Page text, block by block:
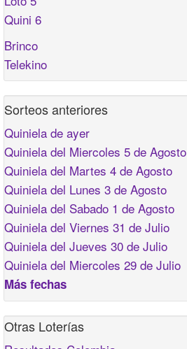
Quini 6
Brinco
Telekino
Sorteos anteriores
Quiniela de ayer
Quiniela del Miercoles 5 de Agosto
Quiniela del Martes 4 de Agosto
Quiniela del Lunes 3 de Agosto
Quiniela del Sabado 1 de Agosto
Quiniela del Viernes 31 de Julio
Quiniela del Jueves 30 de Julio
Quiniela del Miercoles 29 de Julio
Más fechas
Otras Loterías